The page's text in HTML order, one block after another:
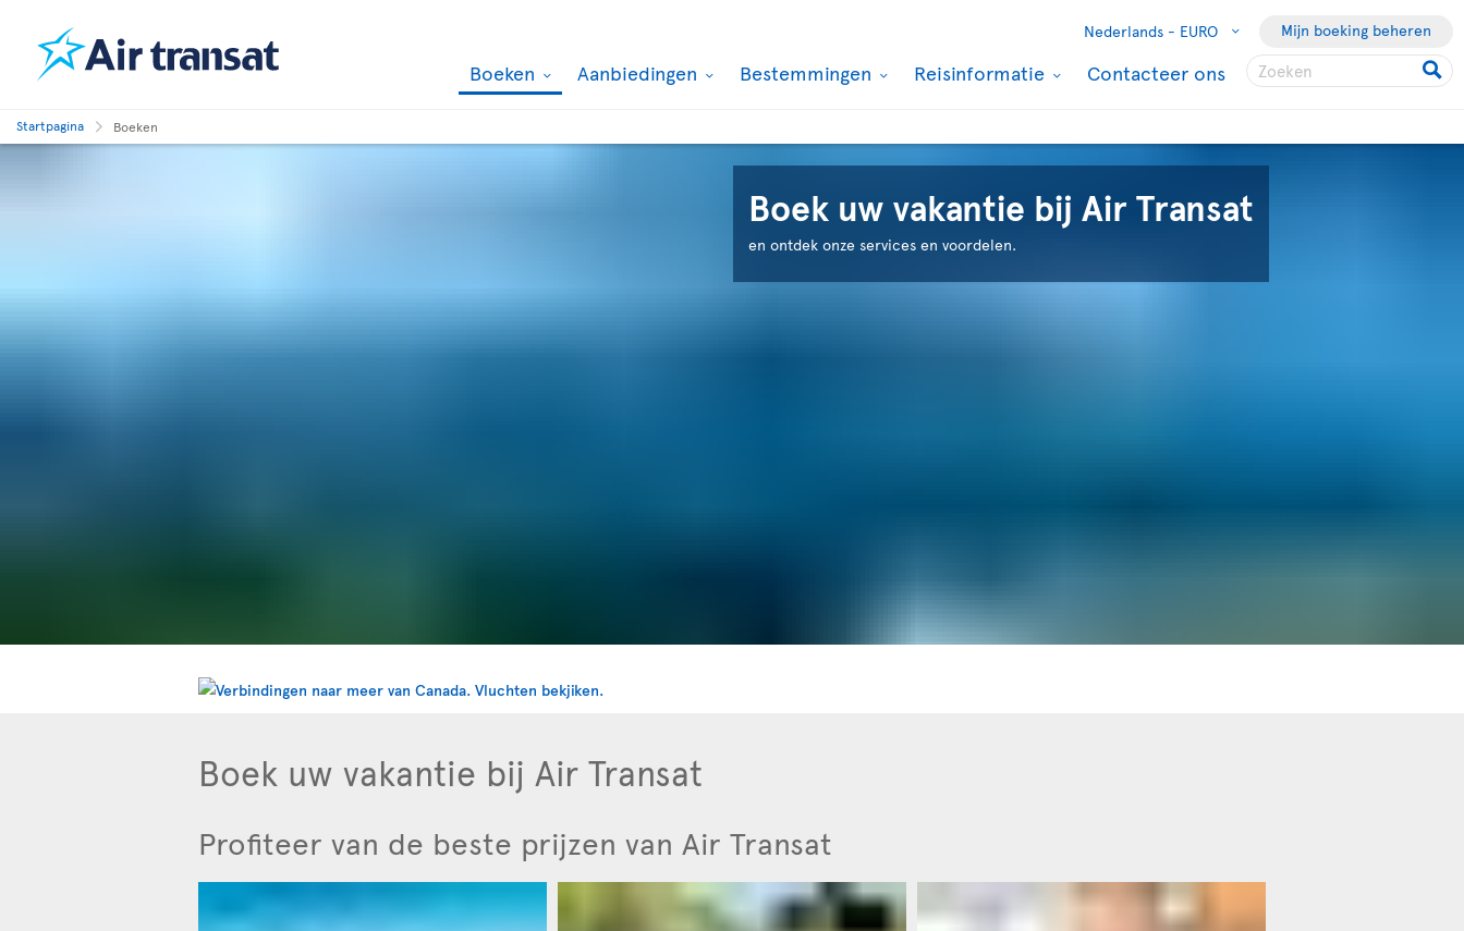
Nederlands - EURO Mijn boeking beheren
Boeken Aanbiedingen Bestemmingen Reisinformatie Contacteer ons
Startpagina Boeken
Boek uw vakantie bij Air Transat
en ontdek onze services en voordelen.
Boek uw vakantie bij Air Transat
Profiteer van de beste prijzen van Air Transat